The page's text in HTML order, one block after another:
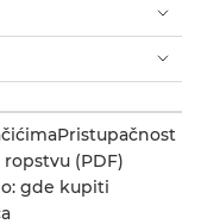
Pristupačnost
(PDF)
gde kupiti